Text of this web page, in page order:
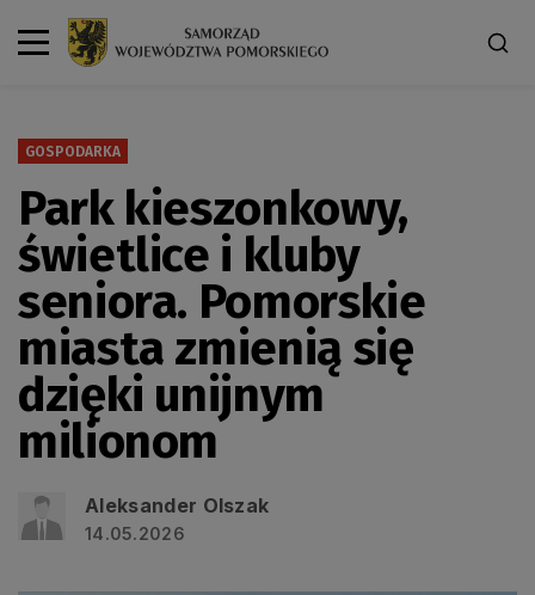
GOSPODARKA
Park kieszonkowy,
świetlice i kluby
seniora. Pomorskie
miasta zmienią się
dzięki unijnym
milionom
Aleksander Olszak
14.05.2026